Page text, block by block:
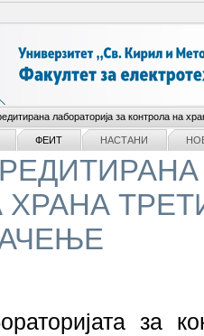
лабораторија за контрола на
ФЕИТ НАСТАНИ
ХРАНА
за